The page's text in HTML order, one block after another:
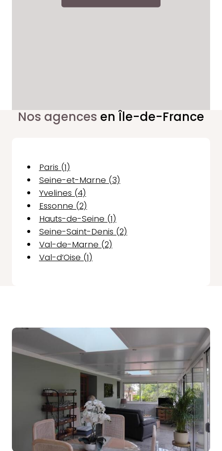
Nos agences en Île-de-France
Paris (1)
Seine-et-Marne (3)
Yvelines (4)
Essonne (2)
Hauts-de-Seine (1)
Seine-Saint-Denis (2)
Val-de-Marne (2)
Val-d’Oise (1)